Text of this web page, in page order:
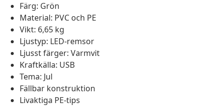
Färg: Grön
Material: PVC och PE
Vikt: 6,65 kg
Ljustyp: LED-remsor
Ljusst färger: Varmvit
Kraftkälla: USB
Tema: Jul
Fällbar konstruktion
Livaktiga PE-tips